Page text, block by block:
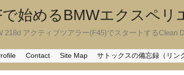
で始めるBMWエクスペリ
218d アクティブツアラー(F45)でスタートするClean
Contact Site Map サトックスの備忘録（リン